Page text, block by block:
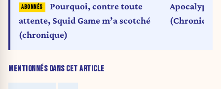
MENTIONNÉS DANS CET ARTICLE
Pourquoi, contre toute
attente, Squid Game m’a scotché
(chronique)
Apocalypse
(Chronique)